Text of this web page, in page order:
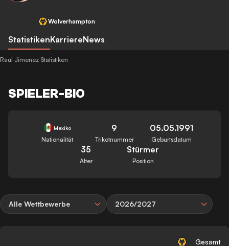
Wolverhampton
StatistikenKarriereNews
Raul Jimenez Statistiken
SPIELER-BIO
Mexiko
Nationalität
9
Trikotnummer
05.05.1991
Geburtsdatum
35
Alter
Stürmer
Position
Alle Wettbewerbe 2026/2027
Gesamt